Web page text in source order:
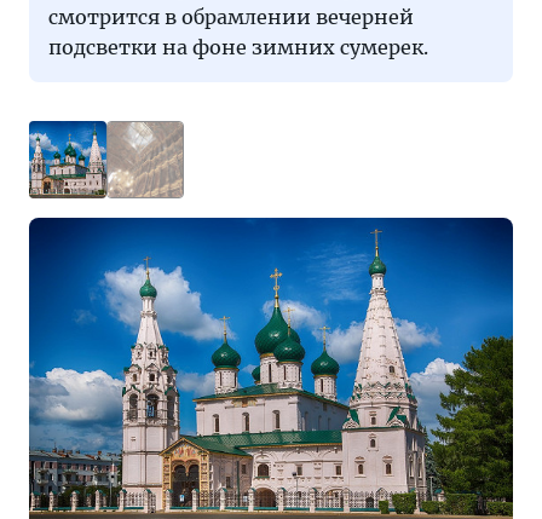
смотрится в обрамлении вечерней
подсветки на фоне зимних сумерек.